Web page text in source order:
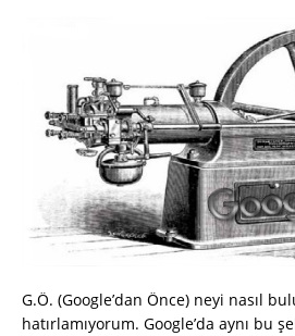
G.Ö. (Google’dan Önce) neyi nasıl
hatırlamıyorum. Google’da aynı bu